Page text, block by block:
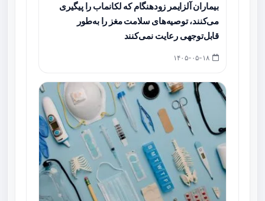
بیماران آلزایمر زودهنگام که لکانماب را پیگیری
می‌کنند، توصیه‌های سلامت مغز را به‌طور
قابل‌توجهی رعایت نمی‌کنند